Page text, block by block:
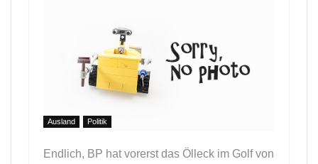
Ausland Politik
Endlich, BP hat vorerst das Ölleck im Golf von